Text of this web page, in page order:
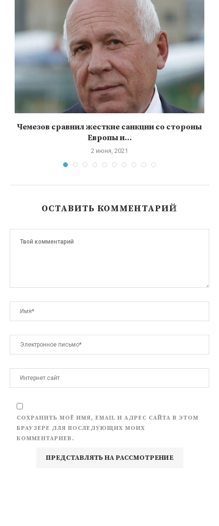
Чемезов сравнил жесткие санкции со стороны
Европы и...
2 июня, 2021
ОСТАВИТЬ КОММЕНТАРИЙ
СОХРАНИТЬ МОЁ ИМЯ, EMAIL И АДРЕС САЙТА В ЭТОМ
БРАУЗЕРЕ ДЛЯ ПОСЛЕДУЮЩИХ МОИХ
КОММЕНТАРИЕВ.